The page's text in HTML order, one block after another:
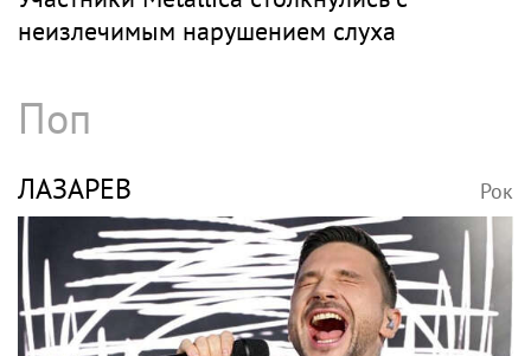
неизлечимым нарушением слуха
Поп
ЛАЗАРЕВ Рок